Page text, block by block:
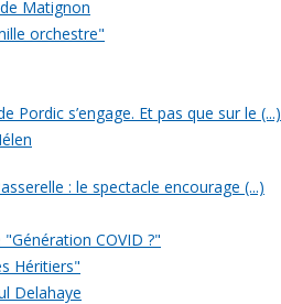
Matignon
orchestre"
Pordic s’engage. Et pas que sur le (...)
: le spectacle encourage (...)
COVID ?"
Héritiers"
Delahaye